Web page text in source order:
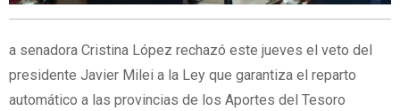
a senadora Cristina López rechazó este jueves el veto del
presidente Javier Milei a la Ley que garantiza el reparto
automático a las provincias de los Aportes del Tesoro